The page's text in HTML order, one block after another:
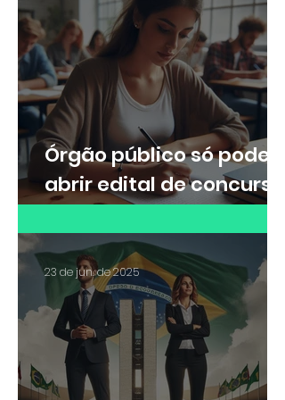
mesmo com divisão de
turmas no curso de
formação
Órgão público só pode
abrir edital de concurso
externo após concurso
de remoção interno
23 de jun. de 2025